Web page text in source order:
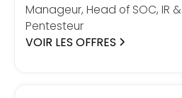
Manageur, Head of SOC, IR
Pentesteur
VOIR LES OFFRES